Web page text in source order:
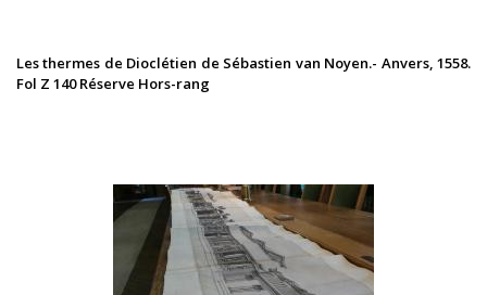
Les thermes de Dioclétien de Sébastien van Noyen.- Anvers, 1558.
Fol Z 140 Réserve Hors-rang